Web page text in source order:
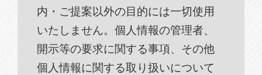
内・ご提案以外の目的には一切使用
いたしません。個人情報の管理者、
開示等の要求に関する事項、その他
個人情報に関する取り扱いについて